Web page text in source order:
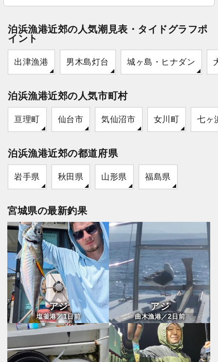
泊浜漁港近郊の人気潮見表・タイドグラフポ
イント
出津漁港 男木島灯台 城ヶ島・ヒナダン
泊浜漁港近郊の人気市町村
亘理町 仙台市 気仙沼市 女川町 七ヶ
泊浜漁港近郊の都道府県
岩手県 秋田県 山形県 福島県
宮城県の最新釣果
アジ
塩釜港／1日前
アジ
曲木漁港／2日前